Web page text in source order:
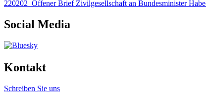
220202_Offener Brief Zivilgesellschaft an Bundesminister
Social Media
Kontakt
Schreiben Sie uns